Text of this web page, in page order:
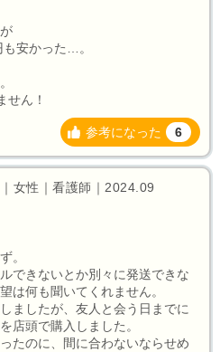
安かった…。
ん！
参考になった 6
女性｜看護師｜2024.09
。
できないとか別々に発送できな
何も聞いてくれません。
ましたが、友人と会う日までに
店頭で購入しました。
たのに、間に合わないならせめ